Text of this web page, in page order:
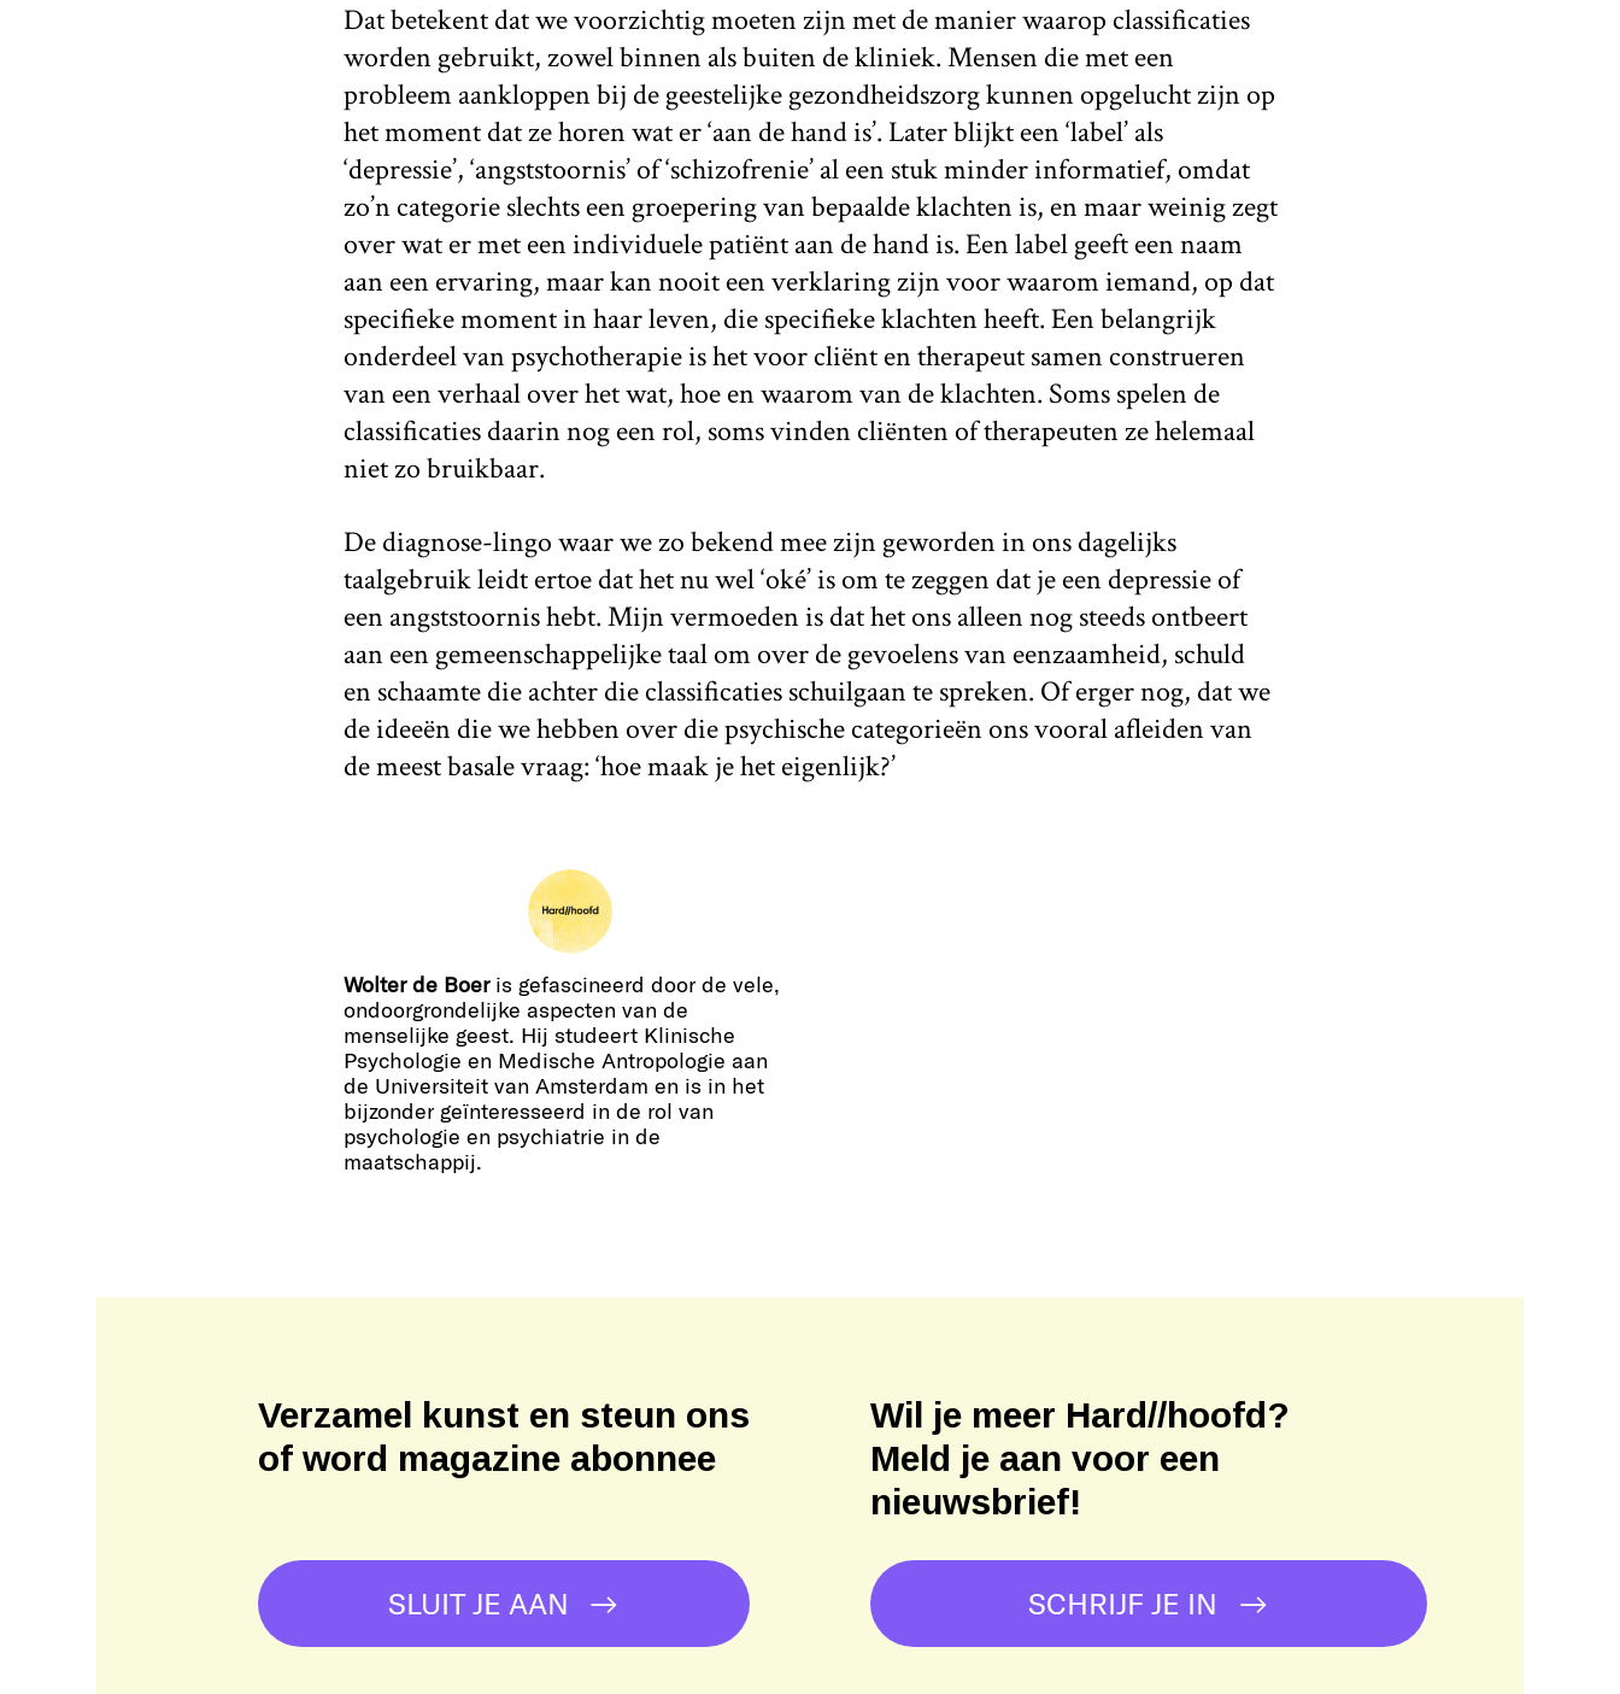
Dat betekent dat we voorzichtig moeten zijn met de manier waarop classificaties
worden gebruikt, zowel binnen als buiten de kliniek. Mensen die met een
probleem aankloppen bij de geestelijke gezondheidszorg kunnen opgelucht zijn op
het moment dat ze horen wat er ‘aan de hand is’. Later blijkt een ‘label’ als
‘depressie’, ‘angststoornis’ of ‘schizofrenie’ al een stuk minder informatief, omdat
zo’n categorie slechts een groepering van bepaalde klachten is, en maar weinig zegt
over wat er met een individuele patiënt aan de hand is. Een label geeft een naam
aan een ervaring, maar kan nooit een verklaring zijn voor waarom iemand, op dat
specifieke moment in haar leven, die specifieke klachten heeft. Een belangrijk
onderdeel van psychotherapie is het voor cliënt en therapeut samen construeren
van een verhaal over het wat, hoe en waarom van de klachten. Soms spelen de
classificaties daarin nog een rol, soms vinden cliënten of therapeuten ze helemaal
niet zo bruikbaar.
De diagnose-lingo waar we zo bekend mee zijn geworden in ons dagelijks
taalgebruik leidt ertoe dat het nu wel ‘oké’ is om te zeggen dat je een depressie of
een angststoornis hebt. Mijn vermoeden is dat het ons alleen nog steeds ontbeert
aan een gemeenschappelijke taal om over de gevoelens van eenzaamheid, schuld
en schaamte die achter die classificaties schuilgaan te spreken. Of erger nog, dat we
de ideeën die we hebben over die psychische categorieën ons vooral afleiden van
de meest basale vraag: ‘hoe maak je het eigenlijk?’
Wolter de Boeris gefascineerd door de vele,
ondoorgrondelijke aspecten van de
menselijke geest. Hij studeert Klinische
Psychologie en Medische Antropologie aan
de Universiteit van Amsterdam en is in het
bijzonder geïnteresseerd in de rol van
psychologie en psychiatrie in de
maatschappij.
Verzamel kunst en steun ons
of word magazine abonnee
SLUIT JE AAN
Wil je meer Hard//hoofd?
Meld je aan voor een
nieuwsbrief!
SCHRIJF JE IN